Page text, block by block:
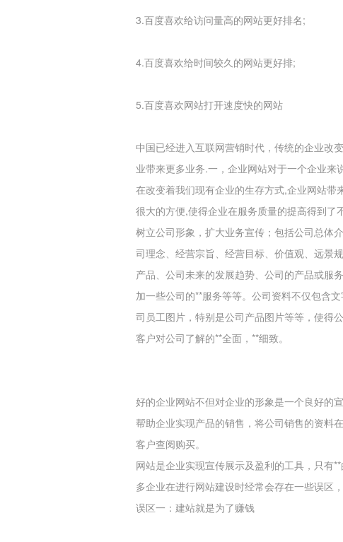
3.百度喜欢给访问量高的网站更好排名;
4.百度喜欢给时间较久的网站更好排;
5.百度喜欢网站打开速度快的网站
中国已经进入互联网营销时代，传统的企业改
业带来更多业务.一，企业网站对于一个企业
在改变着我们现有企业的生存方式,企业网站
很大的方便,使得企业在服务质量的提高得到了
树立公司形象，扩大业务宣传；包括公司总体
司理念、经营宗旨、经营目标、价值观、远景
产品、公司未来的发展趋势、公司的产品或服
加一些公司的**服务等等。公司资料不仅包含
司员工图片，特别是公司产品图片等等，使得
客户对公司了解的**全面，**细致。
好的企业网站不但对企业的形象是一个良好的
帮助企业实现产品的销售，将公司销售的资料
客户查阅购买。
网站是企业实现宣传展示及盈利的工具，只有
多企业在进行网站建设时经常会存在一些误区
误区一：建站就是为了赚钱